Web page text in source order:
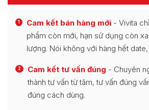
1 Cam kết bán hàng mới - Vivita
phẩm còn mới, hạn sử dụng còn
lượng. Nói không với hàng hết
2 Cam kết tư vấn đúng - Chuyên
thành tư vấn từ tâm, tư vấn đúng
đúng cách dùng.